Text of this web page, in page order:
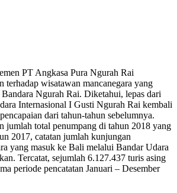
PT Angkasa Pura Ngurah Rai
terhadap wisatawan mancanegara yang
Ngurah Rai. Diketahui, lepas dari
Internasional I Gusti Ngurah Rai kembali
dari tahun-tahun sebelumnya.
jumlah total penumpang di tahun 2018 yang
2017, catatan jumlah kunjungan
yang masuk ke Bali melalui Bandar Udara
Tercatat, sejumlah 6.127.437 turis asing
periode pencatatan Januari – Desember